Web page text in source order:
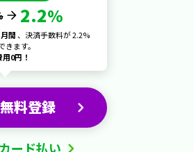
2.2
間、決済手数料が2.2%
きます。
0円！
料登録
ード払い